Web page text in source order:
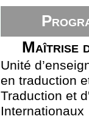
Maîtrise
Unité
en traduction
Traduction et
Internationaux